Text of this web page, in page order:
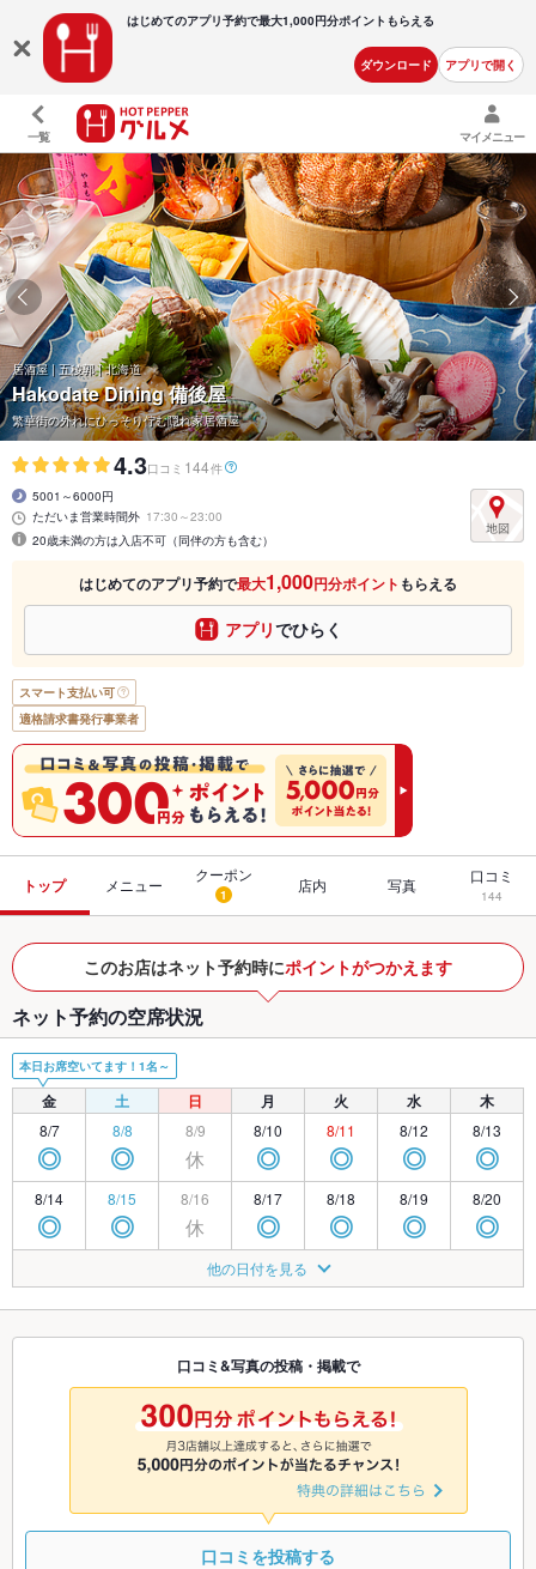
はじめてのアプリ予約で最大1,000円分ポイントもらえる
ダウンロード アプリで開く
一覧 マイメニュー
居酒屋 | 五稜郭 | 北海道
Hakodate Dining 備後屋
繁華街の外れにひっそり佇む隠れ家居酒屋
4.3口コミ 144件
5001～6000円
ただいま営業時間外 17:30～23:00
20歳未満の方は入店不可（同伴の方も含む）
はじめてのアプリ予約で最大1,000円分ポイント もらえる
アプリでひらく
スマート支払い可
適格請求書発行事業者
トップ メニュー
クーポン
1 店内 写真 口コミ
144
このお店はネット予約時にポイントがつかえます
ネット予約の空席状況
本日お席空いてます！1名～
金 土 日 月 火 水 木
8/7
◎
8/8
◎
8/9
休
8/10
◎
8/11
◎
8/12
◎
8/13
◎
8/14
◎
8/15
◎
8/16
休
8/17
◎
8/18
◎
8/19
◎
8/20
◎
◎ ◎
8/23
休
8/24
◎
8/25
◎ ◎ ◎
8/28 8/29 8/30
休
8/31
◎
9/1
◎
9/2 9/3
9/6
休 休 ◎ ◎
他の日付を見る
口コミ&写真の投稿・掲載で
口コミを投稿する